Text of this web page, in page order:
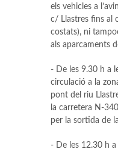
els vehicles a
c/ Llastres fins al
costats), ni
als aparcaments
- De les 9.30 h a
circulació a la
pont del riu
la carretera N-
per la sortida de
- De les 12.30 h